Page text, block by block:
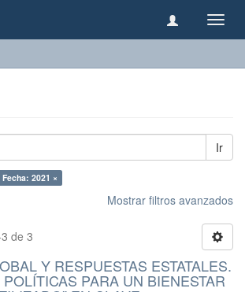
Ir
Fecha: 2021 ×
Mostrar filtros avanzados
de 3
Y RESPUESTAS ESTATALES.
PARA UN BIENESTAR